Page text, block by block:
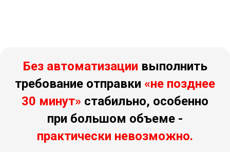
Без автоматизации выполнить
требование отправки «не позднее
30 минут» стабильно, особенно
при большом объеме -
практически невозможно.